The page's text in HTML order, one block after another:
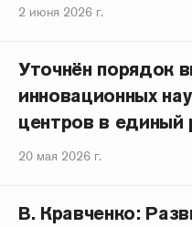
2 июня 2026 г.
Уточнён порядок
инновационных
центров в
20 мая 2026 г.
В. Кравченко: